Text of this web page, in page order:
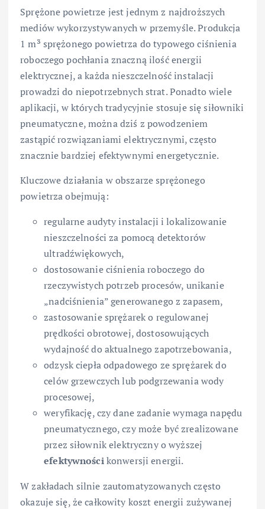
Sprężone powietrze jest jednym z najdroższych
mediów wykorzystywanych w przemyśle. Produkcja
1 m³ sprężonego powietrza do typowego ciśnienia
roboczego pochłania znaczną ilość energii
elektrycznej, a każda nieszczelność instalacji
prowadzi do niepotrzebnych strat. Ponadto wiele
aplikacji, w których tradycyjnie stosuje się siłowniki
pneumatyczne, można dziś z powodzeniem
zastąpić rozwiązaniami elektrycznymi, często
znacznie bardziej efektywnymi energetycznie.
Kluczowe działania w obszarze sprężonego
powietrza obejmują:
regularne audyty instalacji i lokalizowanie
nieszczelności za pomocą detektorów
ultradźwiękowych,
dostosowanie ciśnienia roboczego do
rzeczywistych potrzeb procesów, unikanie
„nadciśnienia” generowanego z zapasem,
zastosowanie sprężarek o regulowanej
prędkości obrotowej, dostosowujących
wydajność do aktualnego zapotrzebowania,
odzysk ciepła odpadowego ze sprężarek do
celów grzewczych lub podgrzewania wody
procesowej,
weryfikację, czy dane zadanie wymaga napędu
pneumatycznego, czy może być zrealizowane
przez siłownik elektryczny o wyższej
efektywnościkonwersji energii.
W zakładach silnie zautomatyzowanych często
okazuje się, że całkowity koszt energii zużywanej